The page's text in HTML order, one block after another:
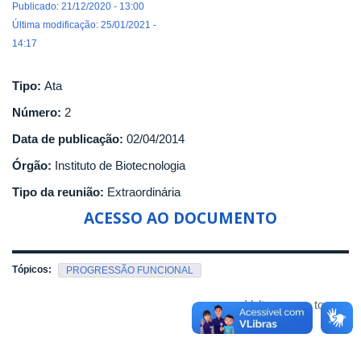
Publicado: 21/12/2020 - 13:00
Última modificação: 25/01/2021 -
14:17
Tipo: Ata
Número: 2
Data de publicação: 02/04/2014
Órgão: Instituto de Biotecnologia
Tipo da reunião: Extraordinária
ACESSO AO DOCUMENTO
Tópicos: PROGRESSÃO FUNCIONAL
Voltar para o topo